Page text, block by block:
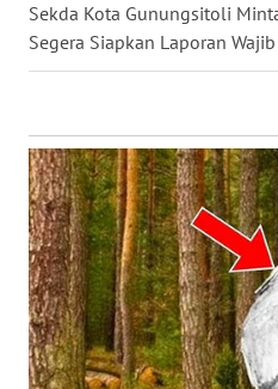
Sekda Kota Gunungsitoli
Segera Siapkan Laporan
DANAU
TOBA
NIAS
WN
LANGKAT
WN
TAPANULI
SELATAN